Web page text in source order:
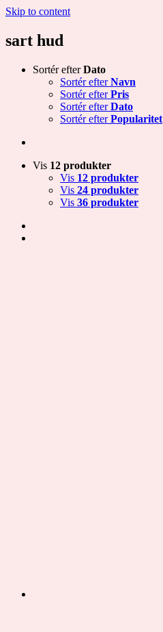
Skip to content
sart hud
Sortér efterDato
Sortér efterNavn
Sortér efterPris
Sortér efterDato
Sortér efterPopularitet
Vis 12 produkter
Vis 12 produkter
Vis 24 produkter
Vis 36 produkter